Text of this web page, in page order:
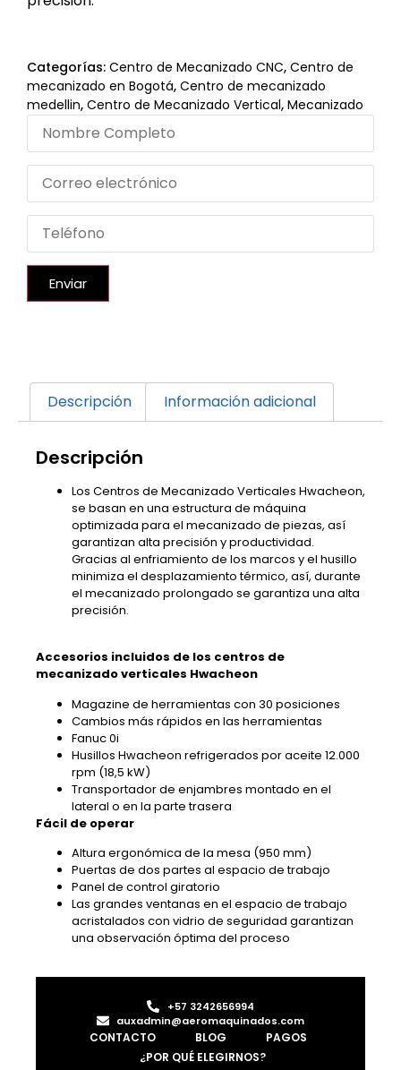
Categorías: Centro de Mecanizado CNC, Centro de
mecanizado en Bogotá, Centro de mecanizado
medellin, Centro de Mecanizado Vertical, Mecanizado
Enviar
Descripción Información adicional
Descripción
Los Centros de Mecanizado Verticales Hwacheon,
se basan en una estructura de máquina
optimizada para el mecanizado de piezas, así
garantizan alta precisión y productividad.
Gracias al enfriamiento de los marcos y el husillo
minimiza el desplazamiento térmico, así, durante
el mecanizado prolongado se garantiza una alta
precisión.
Accesorios incluidos de los centros de
mecanizado verticales Hwacheon
Magazine de herramientas con 30 posiciones
Cambios más rápidos en las herramientas
Fanuc 0i
Husillos Hwacheon refrigerados por aceite 12.000
rpm (18,5 kW)
Transportador de enjambres montado en el
lateral o en la parte trasera
Fácil de operar
Altura ergonómica de la mesa (950 mm)
Puertas de dos partes al espacio de trabajo
Panel de control giratorio
Las grandes ventanas en el espacio de trabajo
acristalados con vidrio de seguridad garantizan
una observación óptima del proceso